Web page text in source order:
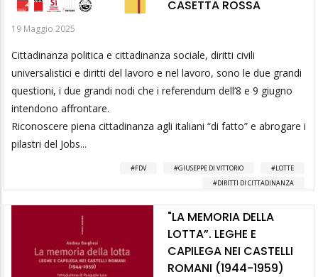
CASETTA ROSSA
19 Maggio 2025
Cittadinanza politica e cittadinanza sociale, diritti civili
universalistici e diritti del lavoro e nel lavoro, sono le due grandi
questioni, i due grandi nodi che i referendum dell’8 e 9 giugno
intendono affrontare.
Riconoscere piena cittadinanza agli italiani “di fatto” e abrogare i
pilastri del Jobs...
FDV GIUSEPPE DI VITTORIO
LOTTE
DIRITTI DI CITTADINANZA
"LA MEMORIA DELLA
LOTTA”. LEGHE E
CAPILEGA NEI CASTELLI
ROMANI (1944-1959)